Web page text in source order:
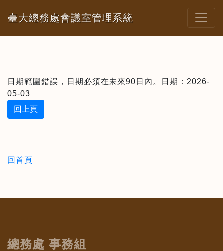
臺大總務處會議室管理系統
日期範圍錯誤，日期必須在未來90日內。日期：2026-
05-03
回上頁
回首頁
總務處 事務組